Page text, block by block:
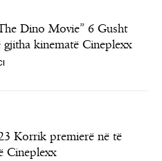
Dino Movie” 6 Gusht
kinematë Cineplexx
Korrik premierë në të
Cineplexx